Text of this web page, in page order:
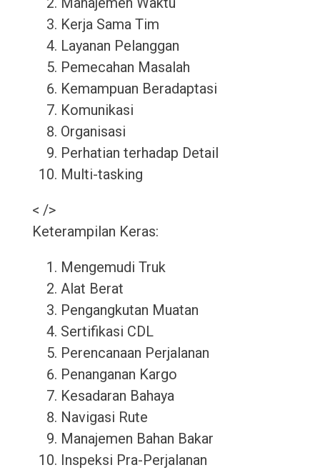
Kerja Sama Tim
Layanan Pelanggan
Pemecahan Masalah
Kemampuan Beradaptasi
Komunikasi
Organisasi
Perhatian terhadap Detail
Multi-tasking
< />
Keterampilan Keras:
Mengemudi Truk
Alat Berat
Pengangkutan Muatan
Sertifikasi CDL
Perencanaan Perjalanan
Penanganan Kargo
Kesadaran Bahaya
Navigasi Rute
Manajemen Bahan Bakar
Inspeksi Pra-Perjalanan